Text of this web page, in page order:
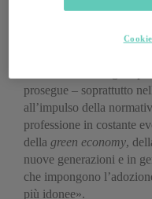
fondatore dello Studio
prosegue – soprattutto
all’impulso della
professione in costante
della green economy,
nuove generazioni e in
che impongono
più idonee».